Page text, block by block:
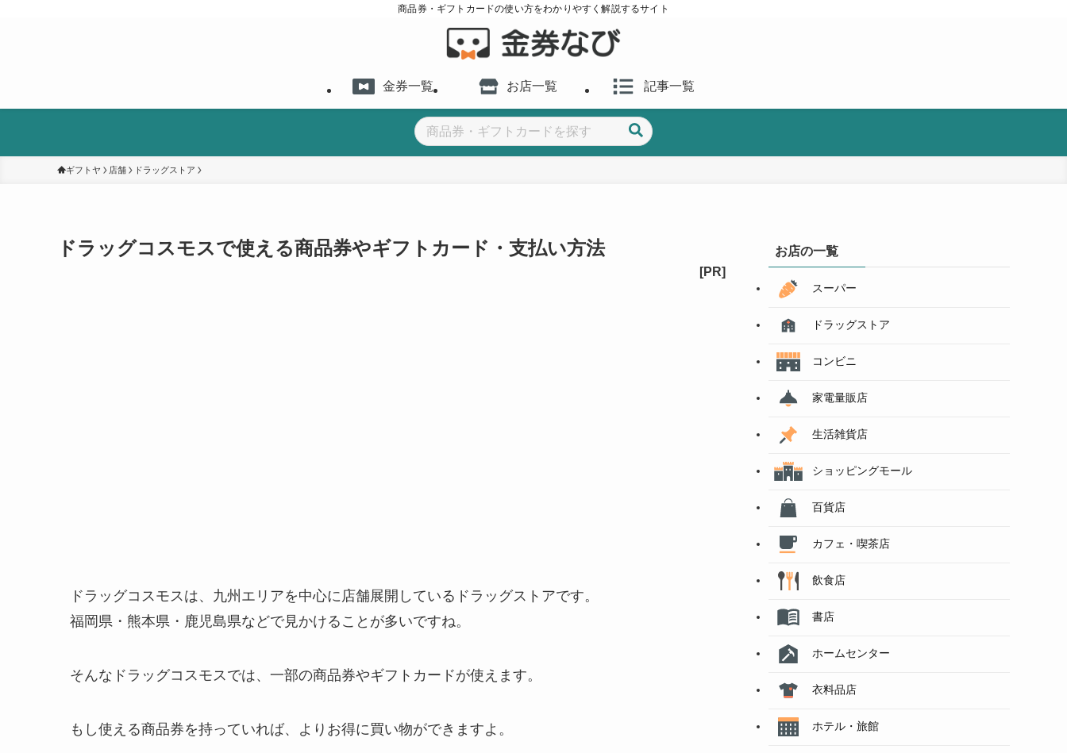
商品券・ギフトカードの使い方をわかりやすく解説するサイト
金券一覧 お店一覧 記事一覧
ギフトヤ 店舗 ドラッグストア
ドラッグコスモスで使える商品券やギフトカード・支払い方法
ドラッグコスモスは、九州エリアを中心に店舗展開しているドラッグストアです。
福岡県・熊本県・鹿児島県などで見かけることが多いですね。
そんなドラッグコスモスでは、一部の商品券やギフトカードが使えます。
もし使える商品券を持っていれば、よりお得に買い物ができますよ。
お店の一覧
スーパー
ドラッグストア
コンビニ
家電量販店
生活雑貨店
ショッピングモール
百貨店
カフェ・喫茶店
飲食店
書店
ホームセンター
衣料品店
ホテル・旅館